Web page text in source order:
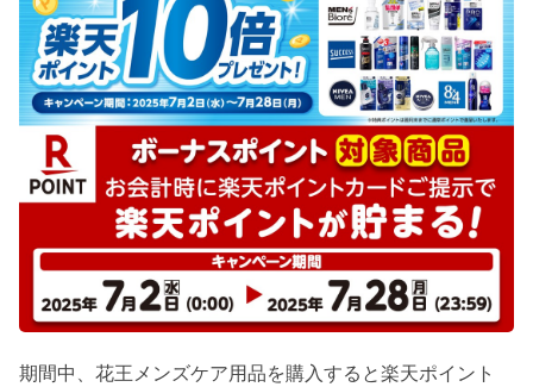
期間中、花王メンズケア用品を購入すると楽天ポイント